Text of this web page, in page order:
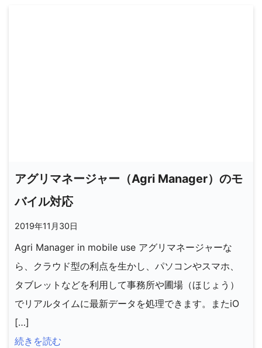
アグリマネージャー（Agri Manager）のモ
バイル対応
2019年11月30日
Agri Manager in mobile use アグリマネージャーな
ら、クラウド型の利点を生かし、パソコンやスマホ、
タブレットなどを利用して事務所や圃場（ほじょう）
でリアルタイムに最新データを処理できます。またiO
[…]
続きを読む